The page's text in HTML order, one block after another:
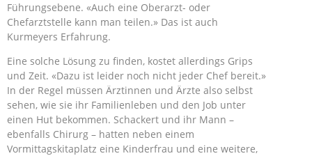
Führungsebene. «Auch eine Oberarzt- oder
Chefarztstelle kann man teilen.» Das ist auch
Kurmeyers Erfahrung.
Eine solche Lösung zu finden, kostet allerdings Grips
und Zeit. «Dazu ist leider noch nicht jeder Chef bereit.»
In der Regel müssen Ärztinnen und Ärzte also selbst
sehen, wie sie ihr Familienleben und den Job unter
einen Hut bekommen. Schackert und ihr Mann –
ebenfalls Chirurg – hatten neben einem
Vormittagskitaplatz eine Kinderfrau und eine weitere,